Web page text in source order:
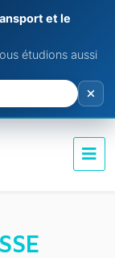
et le
étudions aussi